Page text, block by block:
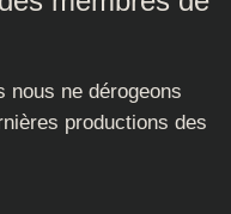
nous ne dérogeons
productions des